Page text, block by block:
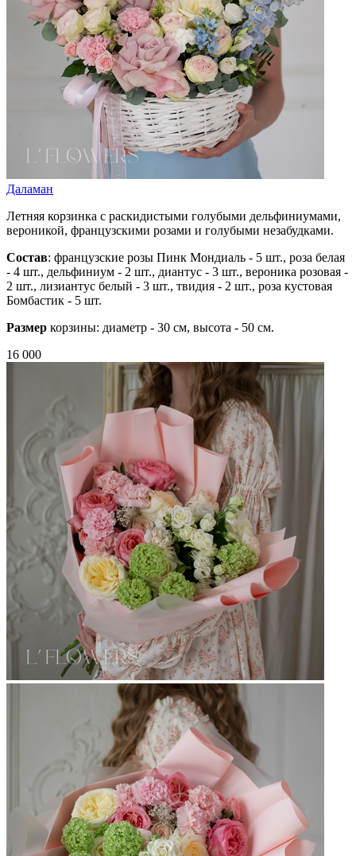
Даламан
Летняя корзинка с раскидистыми голубыми дельфиниумами,
вероникой, французскими розами и голубыми незабудками.
Состав: французские розы Пинк Мондиаль - 5 шт., роза белая
- 4 шт., дельфиниум - 2 шт., диантус - 3 шт., вероника розовая -
2 шт., лизиантус белый - 3 шт., твидия - 2 шт., роза кустовая
Бомбастик - 5 шт.
Размер корзины: диаметр - 30 см, высота - 50 см.
16 000